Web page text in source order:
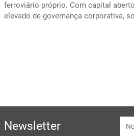
ferroviário próprio. Com capital
elevado de governança corporativa,
Newsletter